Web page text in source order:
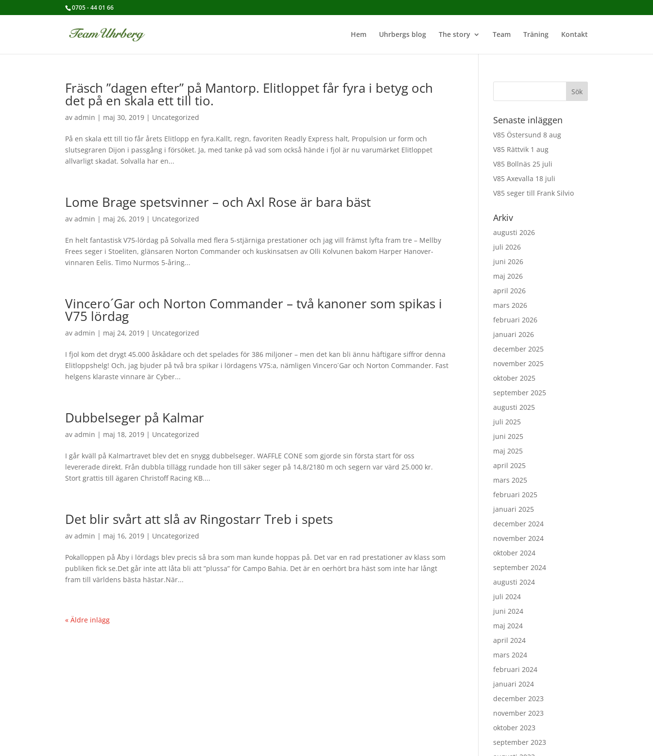
0705 - 44 01 66
Hem Uhrbergs blog The story Team Träning Kontakt
Fräsch ”dagen efter” på Mantorp. Elitloppet får fyra i betyg och
det på en skala ett till tio.
avadmin | maj 30, 2019 | Uncategorized
På en skala ett till tio får årets Elitlopp en fyra.Kallt, regn, favoriten Readly Express halt, Propulsion ur form och
slutsegraren Dijon i passgång i försöket. Ja, med tanke på vad som också hände i fjol är nu varumärket Elitloppet
allvarligt skadat. Solvalla har en...
Lome Brage spetsvinner – och Axl Rose är bara bäst
avadmin | maj 26, 2019 | Uncategorized
En helt fantastisk V75-lördag på Solvalla med flera 5-stjärniga prestationer och jag vill främst lyfta fram tre – Mellby
Frees seger i Stoeliten, glänsaren Norton Commander och kuskinsatsen av Olli Kolvunen bakom Harper Hanover-
vinnaren Eelis. Timo Nurmos 5-åring...
Vincero´Gar och Norton Commander – två kanoner som spikas i
V75 lördag
avadmin | maj 24, 2019 | Uncategorized
I fjol kom det drygt 45.000 åskådare och det spelades för 386 miljoner – men det kan bli ännu häftigare siffror denna
Elitloppshelg! Och, jag bjuder på två bra spikar i lördagens V75:a, nämligen Vincero´Gar och Norton Commander. Fast
helgens klaraste vinnare är Cyber...
Dubbelseger på Kalmar
avadmin | maj 18, 2019 | Uncategorized
I går kväll på Kalmartravet blev det en snygg dubbelseger. WAFFLE CONE som gjorde sin första start för oss
levererade direkt. Från dubbla tillägg rundade hon till säker seger på 14,8/2180 m och segern var värd 25.000 kr.
Stort grattis till ägaren Christoff Racing KB....
Det blir svårt att slå av Ringostarr Treb i spets
avadmin | maj 16, 2019 | Uncategorized
Pokalloppen på Åby i lördags blev precis så bra som man kunde hoppas på. Det var en rad prestationer av klass som
publiken fick se.Det går inte att låta bli att ”plussa” för Campo Bahia. Det är en oerhört bra häst som inte har långt
fram till världens bästa hästar.När...
« Äldre inlägg
Senaste inläggen
V85 Östersund 8 aug
V85 Rättvik 1 aug
V85 Bollnäs 25 juli
V85 Axevalla 18 juli
V85 seger till Frank Silvio
Arkiv
augusti 2026
juli 2026
juni 2026
maj 2026
april 2026
mars 2026
februari 2026
januari 2026
december 2025
november 2025
oktober 2025
september 2025
augusti 2025
juli 2025
juni 2025
maj 2025
april 2025
mars 2025
februari 2025
januari 2025
december 2024
november 2024
oktober 2024
september 2024
augusti 2024
juli 2024
juni 2024
maj 2024
april 2024
mars 2024
februari 2024
januari 2024
december 2023
november 2023
oktober 2023
september 2023